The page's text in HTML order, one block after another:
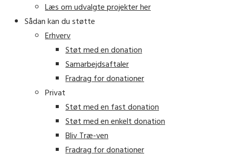
Læs om udvalgte projekter her
Sådan kan du støtte
Erhverv
Støt med en donation
Samarbejdsaftaler
Fradrag for donationer
Privat
Støt med en fast donation
Støt med en enkelt donation
Bliv Træ-ven
Fradrag for donationer